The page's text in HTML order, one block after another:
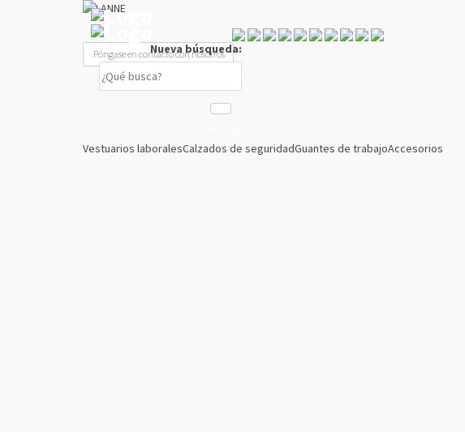
Nueva búsqueda:
Vestuarios laboralesCalzados de seguridadGuantes de trabajoAccesorios
Póngase en contacto con nosotros